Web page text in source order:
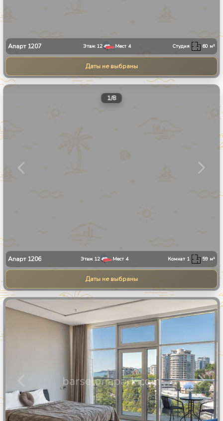
Апарт 1207 Этаж 12 Мест 4 Студия 60 м²
Даты не выбраны
1/8
Апарт 1206 Этаж 12 Мест 4 Комнат 1 59 м²
Даты не выбраны
1/27